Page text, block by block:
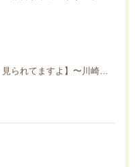
【あなたの行動、見られてますよ】〜川崎の結婚相談所Fiange〜